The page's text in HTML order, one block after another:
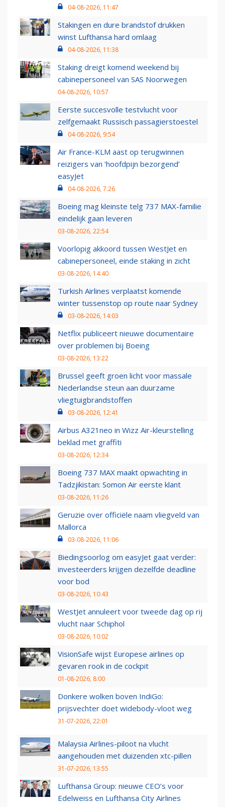
04-08-2026, 11:47
Stakingen en dure brandstof drukken
winst Lufthansa hard omlaag
04-08-2026, 11:38
Staking dreigt komend weekend bij
cabinepersoneel van SAS Noorwegen
04-08-2026, 10:57
Eerste succesvolle testvlucht voor
zelfgemaakt Russisch passagierstoestel
04-08-2026, 9:54
Air France-KLM aast op terugwinnen
reizigers van ‘hoofdpijn bezorgend’
easyJet
04-08-2026, 7:26
Boeing mag kleinste telg 737 MAX-familie
eindelijk gaan leveren
03-08-2026, 22:54
Voorlopig akkoord tussen WestJet en
cabinepersoneel, einde staking in zicht
03-08-2026, 14:40
Turkish Airlines verplaatst komende
winter tussenstop op route naar Sydney
03-08-2026, 14:03
Netflix publiceert nieuwe documentaire
over problemen bij Boeing
03-08-2026, 13:22
Brussel geeft groen licht voor massale
Nederlandse steun aan duurzame
vliegtuigbrandstoffen
03-08-2026, 12:41
Airbus A321neo in Wizz Air-kleurstelling
beklad met graffiti
03-08-2026, 12:34
Boeing 737 MAX maakt opwachting in
Tadzjikistan: Somon Air eerste klant
03-08-2026, 11:26
Geruzie over officiële naam vliegveld van
Mallorca
03-08-2026, 11:06
Biedingsoorlog om easyJet gaat verder:
investeerders krijgen dezelfde deadline
voor bod
03-08-2026, 10:43
WestJet annuleert voor tweede dag op rij
vlucht naar Schiphol
03-08-2026, 10:02
VisionSafe wijst Europese airlines op
gevaren rook in de cockpit
01-08-2026, 8:00
Donkere wolken boven IndiGo:
prijsvechter doet widebody-vloot weg
31-07-2026, 22:01
Malaysia Airlines-piloot na vlucht
aangehouden met duizenden xtc-pillen
31-07-2026, 13:55
Lufthansa Group: nieuwe CEO’s voor
Edelweiss en Lufthansa City Airlines